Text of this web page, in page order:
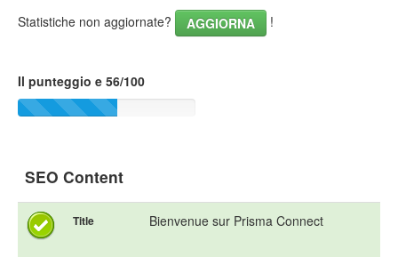
Statistiche non aggiornate? AGGIORNA !
Il punteggio e 56/100
SEO Content
Title Bienvenue sur Prisma Connect